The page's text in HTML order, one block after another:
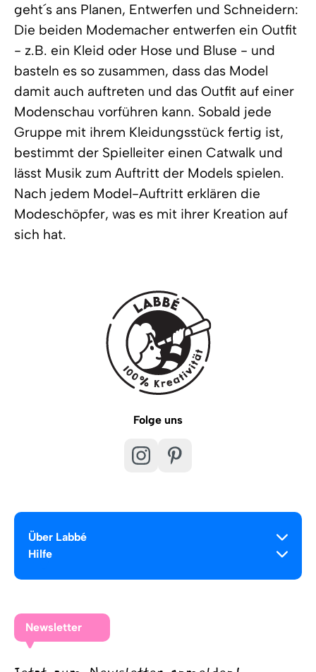
geht´s ans Planen, Entwerfen und Schneidern:
Die beiden Modemacher entwerfen ein Outfit
- z.B. ein Kleid oder Hose und Bluse - und
basteln es so zusammen, dass das Model
damit auch auftreten und das Outfit auf einer
Modenschau vorführen kann. Sobald jede
Gruppe mit ihrem Kleidungsstück fertig ist,
bestimmt der Spielleiter einen Catwalk und
lässt Musik zum Auftritt der Models spielen.
Nach jedem Model-Auftritt erklären die
Modeschöpfer, was es mit ihrer Kreation auf
sich hat.
Folge uns
Über Labbé
Hilfe
Newsletter